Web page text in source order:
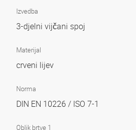
Izvedba
3-djelni vijčani spoj
Materijal
crveni lijev
Norma
DIN EN 10226 / ISO 7-1
Oblik brtve 1